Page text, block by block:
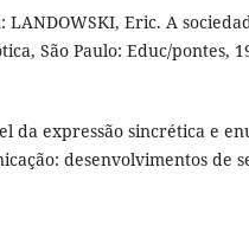
LANDOWSKI, Eric. A
São Paulo: Educ/pontes,
da expressão sincrética e
desenvolvimentos de